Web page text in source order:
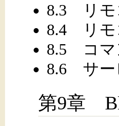
8.3 リモ
8.4 リモ
8.5 コマ
8.6 サー
第9章